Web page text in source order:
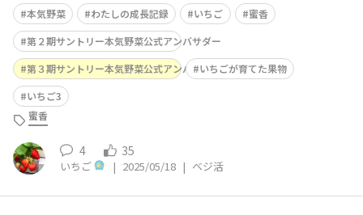
本気野菜 わたしの成長記録 いちご
蜜香
第２期サントリー本気野菜公式アンバサダー
第３期サントリー本気野菜公式アンバサダーいちごが育てた果物
いちご3
蜜香
4 35
いちご | 2025/05/18 | ベジ活